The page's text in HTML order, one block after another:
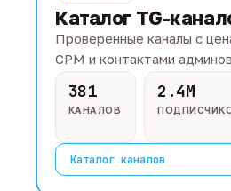
Каталог TG-
Проверенные каналы с
CPM и контактами
381
КАНАЛОВ
2.4M
Каталог каналов